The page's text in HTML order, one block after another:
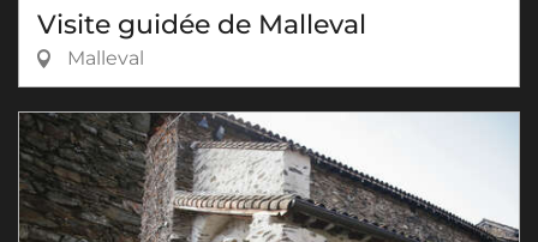
Visite guidée de Malleval
Malleval